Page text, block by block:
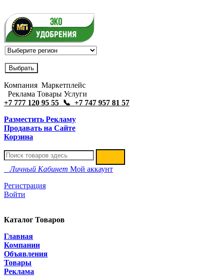
Компания Маркетплейс
Реклама Товары Услуги
+7 777 120 95 55 📞 +7 747 957 81 57
Разместить Рекламу
Продавать на Сайте
Корзина
Личный Кабинет Мой аккаунт
Регистрация
Войти
Каталог Товаров
Главная
Компании
Объявления
Товары
Реклама